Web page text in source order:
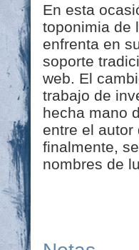
En esta
toponimia de
enfrenta en
soporte
web. El
trabajo de
hecha mano
entre el autor
finalmente,
nombres de